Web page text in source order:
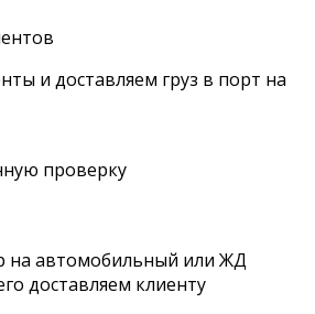
и доставляем груз в порт на
проверку
на автомобильный или ЖД
доставляем клиенту